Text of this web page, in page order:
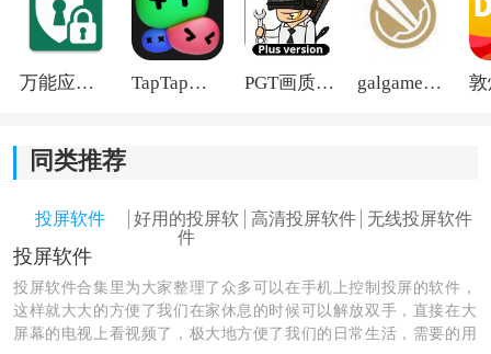
万能应用隐藏 TapTap国际版2026 PGT画质助手旧版 galgame游戏盒子2026
同类推荐
投屏软件
好用的投屏软
件
高清投屏软件 无线投屏软件
投屏软件
投屏软件合集里为大家整理了众多可以在手机上控制投屏的软件，
这样就大大的方便了我们在家休息的时候可以解放双手，直接在大
屏幕的电视上看视频了，极大地方便了我们的日常生活，需要的用